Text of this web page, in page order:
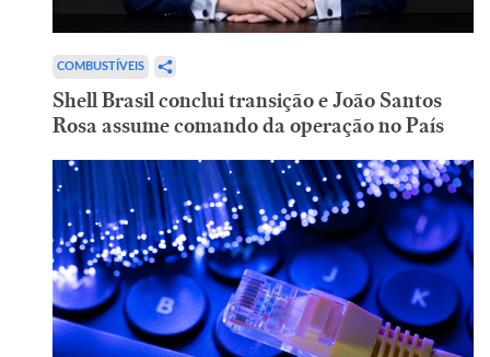
COMBUSTÍVEIS
Shell Brasil conclui transição e João Santos
Rosa assume comando da operação no País